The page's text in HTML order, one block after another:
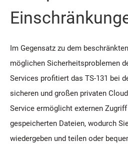
Im Gegensatz zu dem
möglichen Sicherheitsproblemen
Services profitiert das TS-131 bei
sicheren und großen privaten
Service ermöglicht externen Zugriff
gespeicherten Dateien, wodurch
wiedergeben und teilen oder